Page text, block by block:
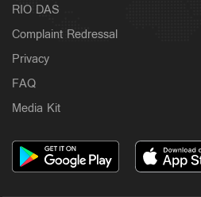
RIO DAS
Complaint Redressal
Privacy
FAQ
Media Kit